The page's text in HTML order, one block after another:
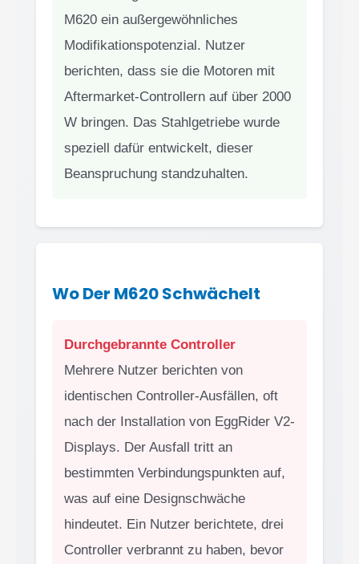
M620 ein außergewöhnliches
Modifikationspotenzial. Nutzer
berichten, dass sie die Motoren mit
Aftermarket-Controllern auf über 2000
W bringen. Das Stahlgetriebe wurde
speziell dafür entwickelt, dieser
Beanspruchung standzuhalten.
Wo Der M620 Schwächelt
Durchgebrannte Controller
Mehrere Nutzer berichten von
identischen Controller-Ausfällen, oft
nach der Installation von EggRider V2-
Displays. Der Ausfall tritt an
bestimmten Verbindungspunkten auf,
was auf eine Designschwäche
hindeutet. Ein Nutzer berichtete, drei
Controller verbrannt zu haben, bevor